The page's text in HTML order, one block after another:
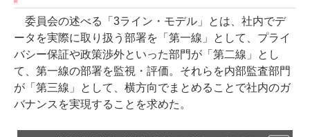
委員会の述べる「3ライン・モデル」とは、社内でデ
ータを実際に取り扱う部署を「第一線」として、プライ
バシー保証や政策渉外といった部門が「第二線」とし
て、第一線の部署を監視・評価。それらを内部監査部門
が「第三線」として、横方向でまとめることで社内のガ
バナンスを実現することを求めた。